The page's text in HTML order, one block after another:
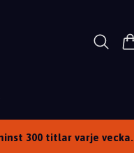
300 titlar varje vecka.